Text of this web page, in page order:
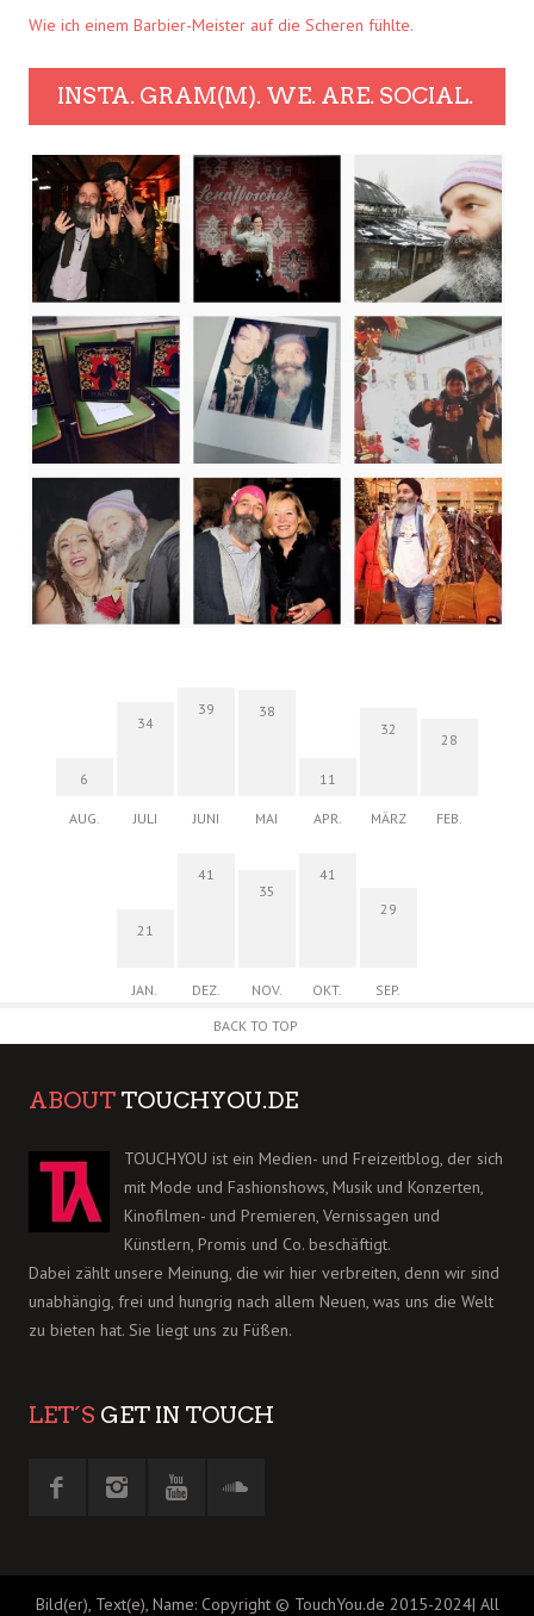
Wie ich einem Barbier-Meister auf die Scheren fühlte.
INSTA. GRAM(M). WE. ARE. SOCIAL.
6
AUG.
34
JULI
39
JUNI
38
MAI
11
APR.
32
MÄRZ
28
FEB.
21
JAN.
41
DEZ.
35
NOV.
41
OKT.
29
SEP.
BACK TO TOP
ABOUT TOUCHYOU.DE
TOUCHYOU ist ein Medien- und Freizeitblog, der sich
mit Mode und Fashionshows, Musik und Konzerten,
Kinofilmen- und Premieren, Vernissagen und
Künstlern, Promis und Co. beschäftigt.
Dabei zählt unsere Meinung, die wir hier verbreiten, denn wir sind
unabhängig, frei und hungrig nach allem Neuen, was uns die Welt
zu bieten hat. Sie liegt uns zu Füßen.
LET´S GET IN TOUCH
Bild(er), Text(e), Name: Copyright © TouchYou.de 2015-2024| All